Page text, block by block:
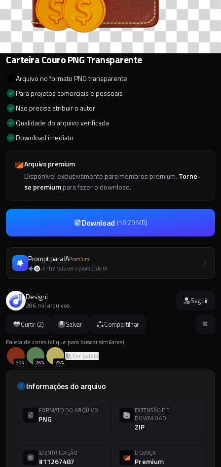
Curtir (2) Salvar Compartilhar
Paleta de cores (clique para buscar similares):
39% 26% 25%
Ver paleta
Informações do arquivo
FORMATO DO ARQUIVO
PNG
EXTENSÃO DE
DOWNLOAD
ZIP
IDENTIFICAÇÃO
#11267487
LICENÇA
Premium
Carteira Couro PNG Transparente
Arquivo no formato PNG transparente
Para projetos comerciais e pessoais
Não precisa atribuir o autor
Qualidade do arquivo verificada
Download imediato
Arquivo premium
Disponível exclusivamente para membros premium. Torne-
se premiumpara fazer o download.
Download (18.29 MB)
Prompt para IAPremium
+Entre para ver o prompt de IA
Designi
286 mil arquivos Seguir